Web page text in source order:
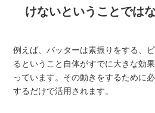
けないということではな
例えば、バッターは素振りをする、
るということ自体がすでに大きな効
っています。その動きをするために
するだけで活用されます。